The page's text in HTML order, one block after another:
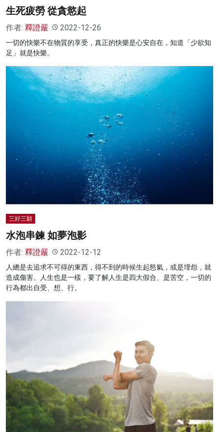
生死疲勞 從貪慾起
作者: 釋證嚴 2022-12-26
一切的快樂不在物質的享受，真正的快樂是心安自在，知道「少欲知
足」就是快樂。
三好三願
水泡串鍊 如夢泡影
作者: 釋證嚴 2022-12-12
人總是去追求不可得的東西，得不到的時候生起怒氣，或是埋怨，就
造成傷害。人生也是一樣，要了解人生是四大假合、是苦空，一切的
行為都出自受、想、行。